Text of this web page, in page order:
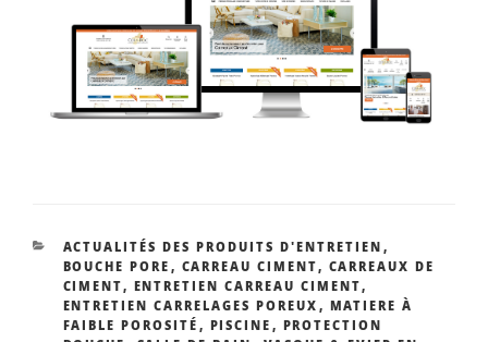
CATÉGORIES
ACTUALITÉS DES PRODUITS D'ENTRETIEN ,
BOUCHE PORE , CARREAU CIMENT, CARREAUX DE
CIMENT, ENTRETIEN CARREAU CIMENT,
ENTRETIEN CARRELAGES POREUX , MATIERE À
FAIBLE POROSITÉ , PISCINE , PROTECTION